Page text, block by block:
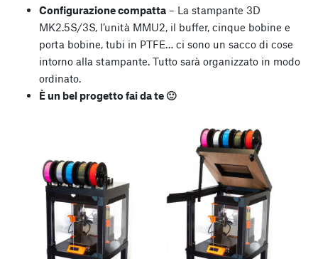
Configurazione compatta – La stampante 3D
MK2.5S/3S, l’unità MMU2, il buffer, cinque bobine e
porta bobine, tubi in PTFE… ci sono un sacco di cose
intorno alla stampante. Tutto sarà organizzato in modo
ordinato.
È un bel progetto fai da te 🙂